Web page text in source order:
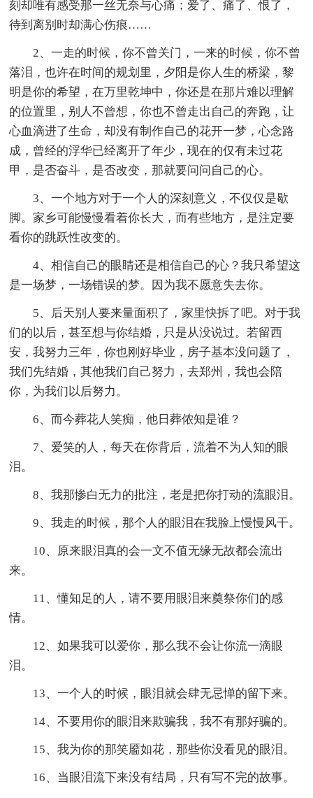
刻却唯有感受那一丝无奈与心痛；爱了、痛了、恨了，
待到离别时却满心伤痕……
2、一走的时候，你不曾关门，一来的时候，你不曾
落泪，也许在时间的规划里，夕阳是你人生的桥梁，黎
明是你的希望，在万里乾坤中，你还是在那片难以理解
的位置里，别人不曾想，你也不曾走出自己的奔跑，让
心血滴进了生命，却没有制作自己的花开一梦，心念路
成，曾经的浮华已经离开了年少，现在的仅有未过花
甲，是否奋斗，是否改变，那就要问问自己的心。
3、一个地方对于一个人的深刻意义，不仅仅是歇
脚。家乡可能慢慢看着你长大，而有些地方，是注定要
看你的跳跃性改变的。
4、相信自己的眼睛还是相信自己的心？我只希望这
是一场梦，一场错误的梦。因为我不愿意失去你。
5、后天别人要来量面积了，家里快拆了吧。对于我
们的以后，甚至想与你结婚，只是从没说过。若留西
安，我努力三年，你也刚好毕业，房子基本没问题了，
我们先结婚，其他我们自己努力，去郑州，我也会陪
你，为我们以后努力。
6、而今葬花人笑痴，他日葬侬知是谁？
7、爱笑的人，每天在你背后，流着不为人知的眼
泪。
8、我那惨白无力的批注，老是把你打动的流眼泪。
9、我走的时候，那个人的眼泪在我脸上慢慢风干。
10、原来眼泪真的会一文不值无缘无故都会流出
来。
11、懂知足的人，请不要用眼泪来奠祭你们的感
情。
12、如果我可以爱你，那么我不会让你流一滴眼
泪。
13、一个人的时候，眼泪就会肆无忌惮的留下来。
14、不要用你的眼泪来欺骗我，我不有那好骗的。
15、我为你的那笑靥如花，那些你没看见的眼泪。
16、当眼泪流下来没有结局，只有写不完的故事。